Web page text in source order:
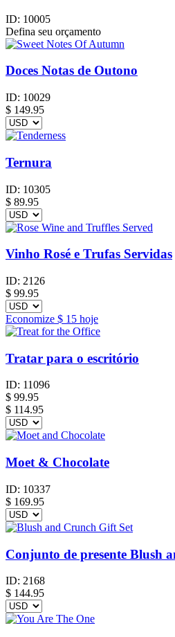
ID: 10005
Defina seu orçamento
Doces Notas de Outono
ID: 10029
$ 149.95
Ternura
ID: 10305
$ 89.95
Vinho Rosé e Trufas Servidas
ID: 2126
$ 99.95
Economize $ 15 hoje
Tratar para o escritório
ID: 11096
$ 99.95
$ 114.95
Moet & Chocolate
ID: 10337
$ 169.95
Conjunto de presente Blush
ID: 2168
$ 144.95